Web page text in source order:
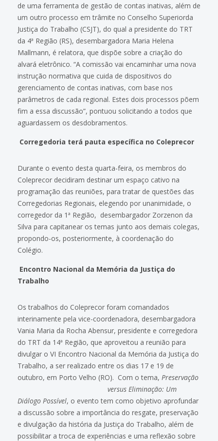
de uma ferramenta de gestão de contas inativas, além de
um outro processo em trâmite no Conselho Superiorda
Justiça do Trabalho (CSJT), do qual a presidente do TRT
da 4ª Região (RS), desembargadora Maria Helena
Mallmann, é relatora, que dispõe sobre a criação do
alvará eletrônico. “A comissão vai encaminhar uma nova
instrução normativa que cuida de dispositivos do
gerenciamento de contas inativas, com base nos
parâmetros de cada regional. Estes dois processos põem
fim a essa discussão”, pontuou solicitando a todos que
aguardassem os desdobramentos.
Corregedoria terá pauta específica no Coleprecor
Durante o evento desta quarta-feira, os membros do
Coleprecor decidiram destinar um espaço cativo na
programação das reuniões, para tratar de questões das
Corregedorias Regionais, elegendo por unanimidade, o
corregedor da 1ª Região, desembargador Zorzenon da
Silva para capitanear os temas junto aos demais colegas,
propondo-os, posteriormente, à coordenação do
Colégio.
Encontro Nacional da Memória da Justiça do
Trabalho
Os trabalhos do Coleprecor foram comandados
interinamente pela vice-coordenadora, desembargadora
Vania Maria da Rocha Abensur, presidente e corregedora
do TRT da 14ª Região, que aproveitou a reunião para
divulgar o VI Encontro Nacional da Memória da Justiça do
Trabalho, a ser realizado entre os dias 17 e 19 de
outubro, em Porto Velho (RO). Com o tema, Preservação
versus Eliminação: Um
Diálogo Possível, o evento tem como objetivo aprofundar
a discussão sobre a importância do resgate, preservação
e divulgação da história da Justiça do Trabalho, além de
possibilitar a troca de experiências e uma reflexão sobre